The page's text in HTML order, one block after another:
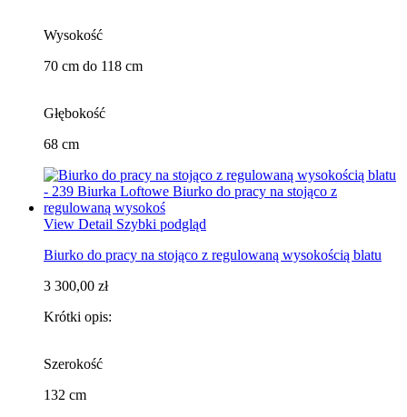
Wysokość
70 cm do 118 cm
Głębokość
68 cm
View Detail Szybki podgląd
Biurko do pracy na stojąco z regulowaną wysokością blatu
3 300,00 zł
Krótki opis:
Szerokość
132 cm